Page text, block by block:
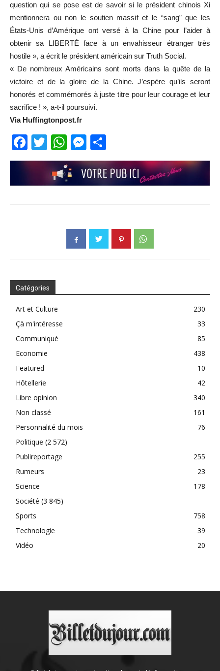
question qui se pose est de savoir si le président chinois Xi
mentionnera ou non le soutien massif et le “sang” que les
États-Unis d’Amérique ont versé à la Chine pour l’aider à
obtenir sa LIBERTÉ face à un envahisseur étranger très
hostile », a écrit le président américain sur Truth Social.
« De nombreux Américains sont morts dans la quête de la
victoire et de la gloire de la Chine. J’espère qu’ils seront
honorés et commémorés à juste titre pour leur courage et leur
sacrifice ! », a-t-il poursuivi.
Via Huffingtonpost.fr
Facebook
TwitterWhatsApp
Messenger
Catégories
Art et Culture
230
Çà m'intéresse
33
Communiqué
85
Economie
438
Featured
10
Hôtellerie
42
Libre opinion
340
Non classé
161
Personnalité du mois
76
Politique (2 572)
Publireportage
255
Rumeurs
23
Science
178
Société (3 845)
Sports
758
Technologie
39
Vidéo
20